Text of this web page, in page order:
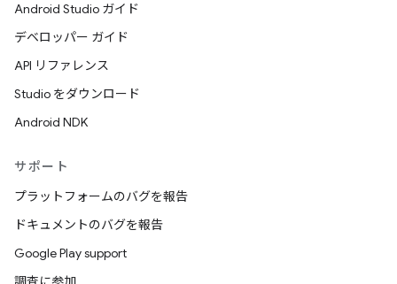
Android Studio ガイド
デベロッパー ガイド
API リファレンス
Studio をダウンロード
Android NDK
サポート
プラットフォームのバグを報告
ドキュメントのバグを報告
Google Play support